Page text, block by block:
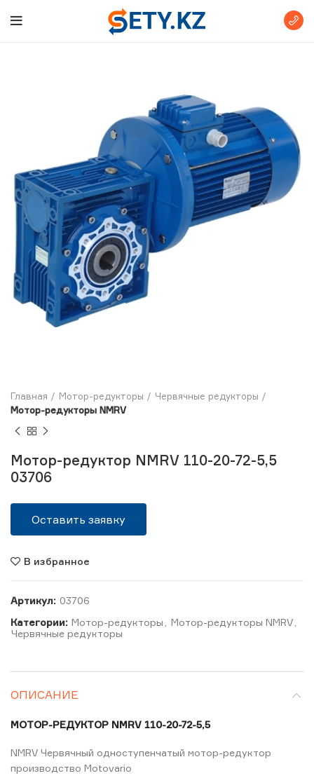
Главная Мотор-редукторы
Червячные редукторы
Мотор-редукторы NMRV
Мотор-редуктор NMRV 110-20-72-5,5
03706
Оставить заявку
В избранное
Артикул: 03706
Категории: Мотор-редукторы Мотор-редукторы NMRV
Червячные редукторы
ОПИСАНИЕ
МОТОР-РЕДУКТОР NMRV 110-20-72-5,5
NMRV Червячный одноступенчатый мотор-редуктор
производство Motovario